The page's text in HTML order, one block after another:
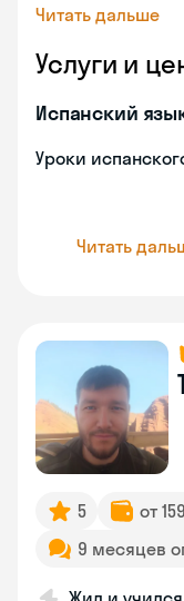
Читать дальше
Услуги и
Испанский
Уроки
Читать
5
от
9 месяцев